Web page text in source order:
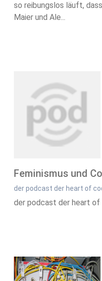
so reibungslos läuft,
Maier und Ale...
Feminismus und
der podcast der heart of
der podcast der heart of